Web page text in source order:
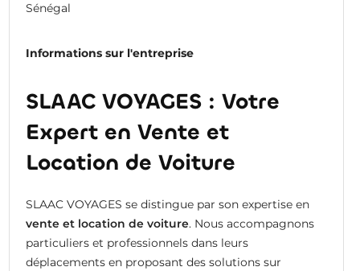
Sénégal
Informations sur l'entreprise
SLAAC VOYAGES : Votre
Expert en Vente et
Location de Voiture
SLAAC VOYAGES se distingue par son expertise en
vente et location de voiture. Nous accompagnons
particuliers et professionnels dans leurs
déplacements en proposant des solutions sur